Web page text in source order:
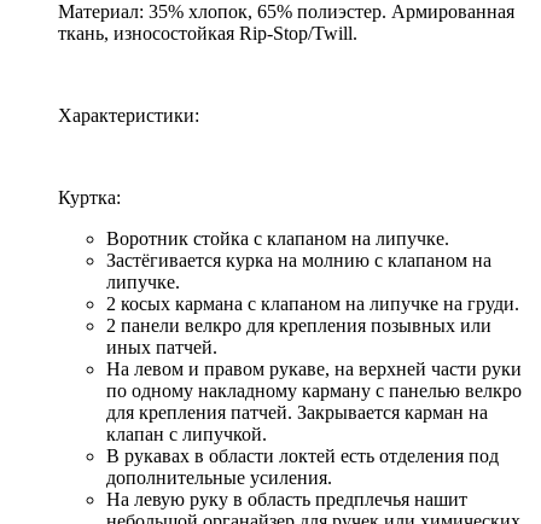
Материал: 35% хлопок, 65% полиэстер. Армированная
ткань, износостойкая Rip-Stop/Twill.
Характеристики:
Куртка:
Воротник стойка с клапаном на липучке.
Застёгивается курка на молнию с клапаном на
липучке.
2 косых кармана с клапаном на липучке на груди.
2 панели велкро для крепления позывных или
иных патчей.
На левом и правом рукаве, на верхней части руки
по одному накладному карману с панелью велкро
для крепления патчей. Закрывается карман на
клапан с липучкой.
В рукавах в области локтей есть отделения под
дополнительные усиления.
На левую руку в область предплечья нашит